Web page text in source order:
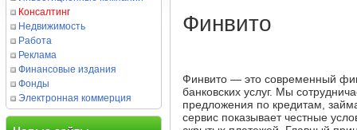
Консалтинг
Недвижимость
Работа
Реклама
Финансовые издания
Фонды
Электронная коммерция
Финвито
Финвито — это современный
банковских услуг. Мы
предложения по кредитам,
сервис показывает честные